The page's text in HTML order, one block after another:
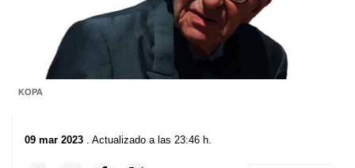
KOPA
09 mar 2023 . Actualizado a las 23:46 h.